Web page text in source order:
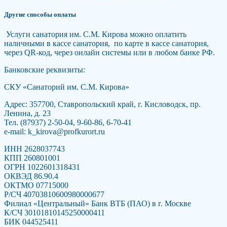
Другие способы оплаты
Услуги санатория им. С.М. Кирова можно оплатить
наличными в кассе санатория, по карте в кассе санатория,
через QR-код, через онлайн системы или в любом банке РФ.
Банковские реквизиты:
СКУ «Санаторий им. С.М. Кирова»
Адрес: 357700, Ставропольский край, г. Кисловодск, пр.
Ленина, д. 23
Тел. (87937) 2-50-04, 9-60-86, 6-70-41
e-mail: k_kirova@profkurort.ru
ИНН 2628037743
КПП 260801001
ОГРН 1022601318431
ОКВЭД 86.90.4
ОКТМО 07715000
Р/СЧ 40703810600980000677
Филиал «Центральный» Банк ВТБ (ПАО) в г. Москве
К/СЧ 30101810145250000411
БИК 044525411